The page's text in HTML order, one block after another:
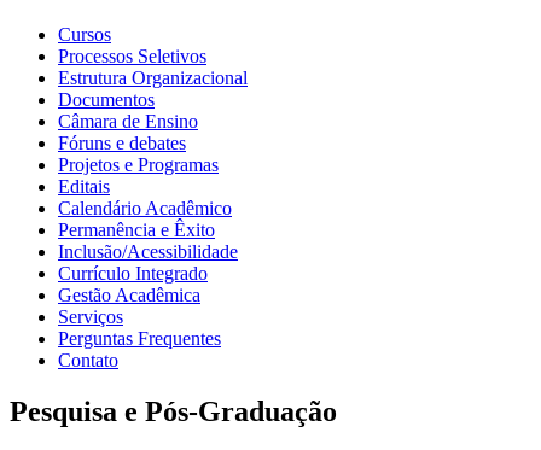
Cursos
Processos Seletivos
Estrutura Organizacional
Documentos
Câmara de Ensino
Fóruns e debates
Projetos e Programas
Editais
Calendário Acadêmico
Permanência e Êxito
Inclusão/Acessibilidade
Currículo Integrado
Gestão Acadêmica
Serviços
Perguntas Frequentes
Contato
Pesquisa e Pós-Graduação